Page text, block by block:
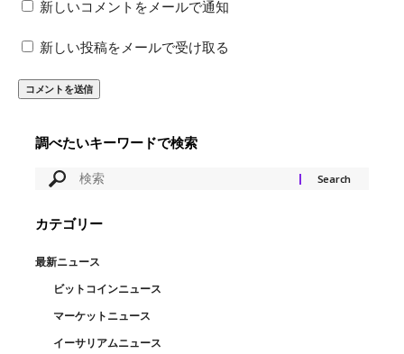
新しいコメントをメールで通知
新しい投稿をメールで受け取る
調べたいキーワードで検索
カテゴリー
最新ニュース
ビットコインニュース
マーケットニュース
イーサリアムニュース